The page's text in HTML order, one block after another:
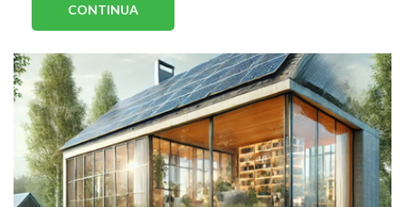
CONTINUA